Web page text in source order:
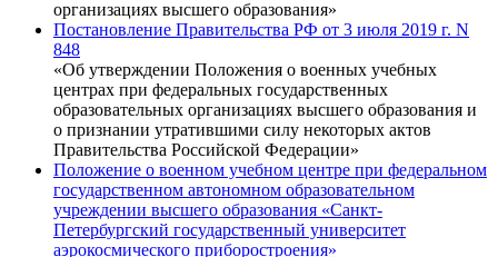
организациях высшего образования»
Постановление Правительства РФ от 3 июля 2019 г. N
848
«Об утверждении Положения о военных учебных
центрах при федеральных государственных
образовательных организациях высшего образования и
о признании утратившими силу некоторых актов
Правительства Российской Федерации»
Положение о военном учебном центре при федеральном
государственном автономном образовательном
учреждении высшего образования «Санкт-
Петербургский государственный университет
аэрокосмического приборостроения»